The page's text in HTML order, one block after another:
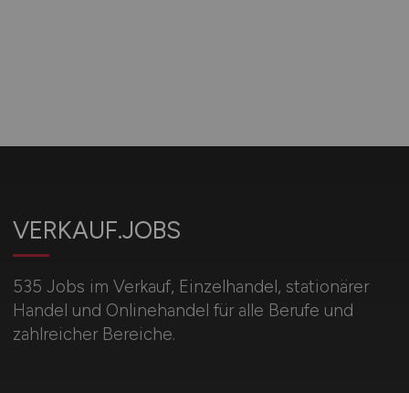
VERKAUF.JOBS
535 Jobs im Verkauf, Einzelhandel, stationärer
Handel und Onlinehandel für alle Berufe und
zahlreicher Bereiche.